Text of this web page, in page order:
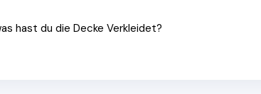
hast du die Decke Verkleidet?